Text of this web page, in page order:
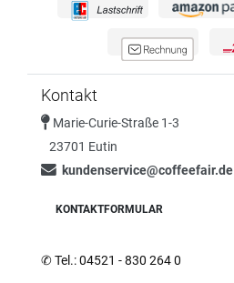
Kontakt
Marie-Curie-Straße 1-3
23701 Eutin
kundenservice@coffeefair.de
KONTAKTFORMULAR
✆Tel.: 04521 - 830 264 0